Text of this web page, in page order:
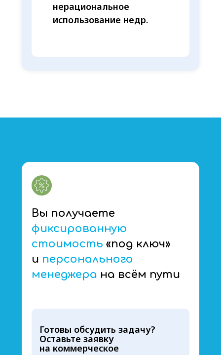
нерациональное
использование недр.
Вы получаете
фиксированную
стоимость «под ключ»
и персонального
менеджера на всём пути
Готовы обсудить задачу?
Оставьте заявку
на коммерческое